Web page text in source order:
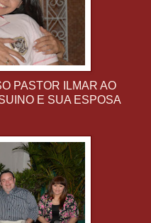
PASTOR ILMAR AO
E SUA ESPOSA